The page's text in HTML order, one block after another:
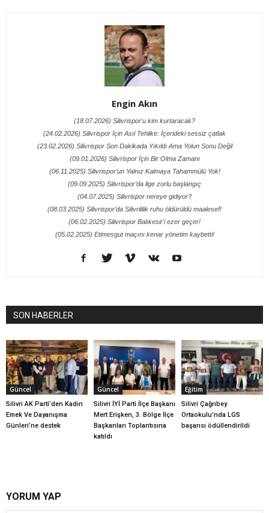
Engin Akın
(18.07.2026) Silivrispor'u kim kurtaracak?
(24.02.2026) Silivrispor İçin Asıl Tehlike: İçerideki sessiz çatlak
(23.02.2026) Silivrispor Son Dakikada Yıkıldı Ama Yolun Sonu Değil
(09.01.2026) Silivrispor İçin Bir Olma Zamanı
(06.11.2025) Silivrispor’un Yalnız Kalmaya Tahammülü Yok!
(09.09.2025) Silivrispor’da lige zorlu başlangıç
(04.07.2025) Silivrispor nereye gidiyor?
(08.03.2025) Silivrispor’da Silivrililik ruhu öldürüldü maalesef!
(06.02.2025) Silivrispor Balıkesir'i ezer geçer!
(05.02.2025) Etimesgut maçını kenar yönetim kaybetti!
SON HABERLER
Güncel
Silivri AK Parti’den Kadın
Emek Ve Dayanışma
Günleri’ne destek
Güncel
Silivri İYİ Parti İlçe Başkanı
Mert Erişken, 3. Bölge İlçe
Başkanları Toplantısına
katıldı
Eğitim
Silivri Çağrıbey
Ortaokulu’nda LGS
başarısı ödüllendirildi
YORUM YAP